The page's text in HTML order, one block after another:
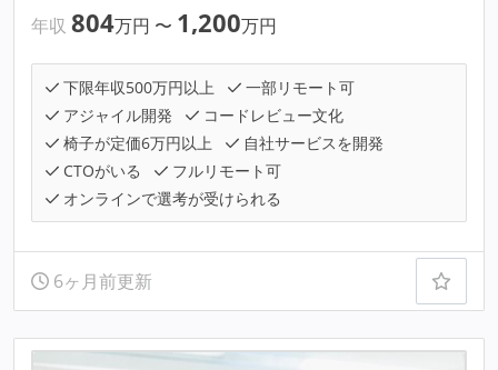
年収 804万円 〜 1,200万円
下限年収500万円以上
一部リモート可
アジャイル開発
コードレビュー文化
椅子が定価6万円以上
自社サービスを開発
CTOがいる
フルリモート可
オンラインで選考が受けられる
6ヶ月前更新